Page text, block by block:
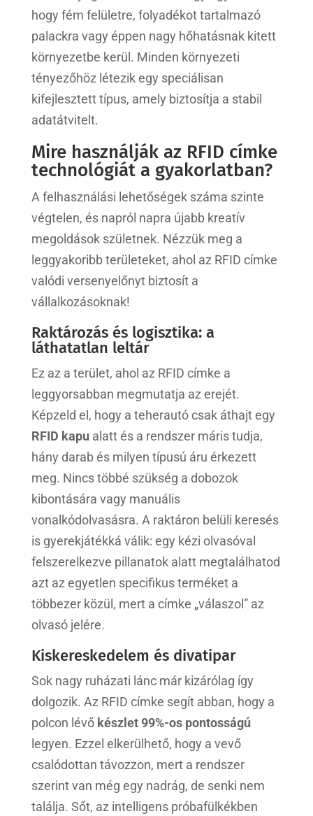
hogy fém felületre, folyadékot tartalmazó
palackra vagy éppen nagy hőhatásnak kitett
környezetbe kerül. Minden környezeti
tényezőhöz létezik egy speciálisan
kifejlesztett típus, amely biztosítja a stabil
adatátvitelt.
Mire használják az RFID címke
technológiát a gyakorlatban?
A felhasználási lehetőségek száma szinte
végtelen, és napról napra újabb kreatív
megoldások születnek. Nézzük meg a
leggyakoribb területeket, ahol az RFID címke
valódi versenyelőnyt biztosít a
vállalkozásoknak!
Raktározás és logisztika: a
láthatatlan leltár
Ez az a terület, ahol az RFID címke a
leggyorsabban megmutatja az erejét.
Képzeld el, hogy a teherautó csak áthajt egy
RFID kapu alatt és a rendszer máris tudja,
hány darab és milyen típusú áru érkezett
meg. Nincs többé szükség a dobozok
kibontására vagy manuális
vonalkódolvasásra. A raktáron belüli keresés
is gyerekjátékká válik: egy kézi olvasóval
felszerelkezve pillanatok alatt megtalálhatod
azt az egyetlen specifikus terméket a
többezer közül, mert a címke „válaszol” az
olvasó jelére.
Kiskereskedelem és divatipar
Sok nagy ruházati lánc már kizárólag így
dolgozik. Az RFID címke segít abban, hogy a
polcon lévő készlet 99%-os pontosságú
legyen. Ezzel elkerülhető, hogy a vevő
csalódottan távozzon, mert a rendszer
szerint van még egy nadrág, de senki nem
találja. Sőt, az intelligens próbafülkékben